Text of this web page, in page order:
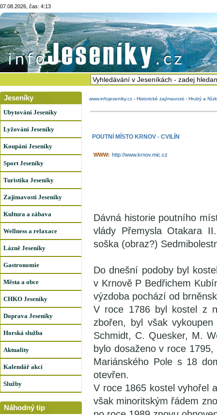
07.08.2026, čas: 4:13
Jeseníky
Ubytování Jeseníky
Lyžování Jeseníky
Koupání Jeseníky
Sport Jeseníky
Turistika Jeseníky
Zajímavosti Jeseníky
Kultura a zábava
Wellness a relaxace
Lázně Jeseníky
Gastronomie
Města a obce
CHKO Jeseníky
Doprava Jeseníky
Horská služba
Aktuality
Kalendář akcí
Služby
Náhodný tip
www.infojeseniky.cz - Historické zajímavosti - Hrubý a
POUTNÍ MÍSTO KRNOV - CVILÍN
WWW: http://www.krnov.mic.cz
Dávná historie poutního
vlády Přemysla Otakara
soška (obraz?)
Do dnešní podoby byl
v Krnově P Bedřichem
výzdoba pochází od
V roce 1786 byl kostel z
zbořen, byl však
Schmidt, C. Quesker, M.
bylo dosaženo v roce
Mariánského Pole s 18
otevřen.
V roce 1865 kostel vyhořel
však minoritským řádem